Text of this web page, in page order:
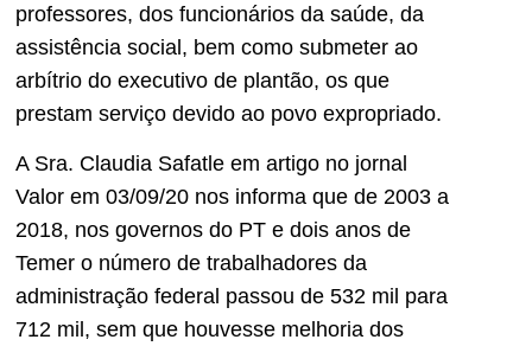
professores, dos funcionários da saúde, da
assistência social, bem como submeter ao
arbítrio do executivo de plantão, os que
prestam serviço devido ao povo expropriado.
A Sra. Claudia Safatle em artigo no jornal
Valor em 03/09/20 nos informa que de 2003 a
2018, nos governos do PT e dois anos de
Temer o número de trabalhadores da
administração federal passou de 532 mil para
712 mil, sem que houvesse melhoria dos